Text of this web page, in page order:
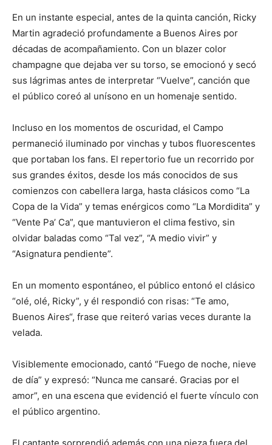
En un instante especial, antes de la quinta canción, Ricky
Martin agradeció profundamente a Buenos Aires por
décadas de acompañamiento. Con un blazer color
champagne que dejaba ver su torso, se emocionó y secó
sus lágrimas antes de interpretar “Vuelve”, canción que
el público coreó al unísono en un homenaje sentido.
Incluso en los momentos de oscuridad, el Campo
permaneció iluminado por vinchas y tubos fluorescentes
que portaban los fans. El repertorio fue un recorrido por
sus grandes éxitos, desde los más conocidos de sus
comienzos con cabellera larga, hasta clásicos como “La
Copa de la Vida” y temas enérgicos como “La Mordidita” y
“Vente Pa’ Ca”, que mantuvieron el clima festivo, sin
olvidar baladas como “Tal vez”, “A medio vivir” y
“Asignatura pendiente”.
En un momento espontáneo, el público entonó el clásico
“olé, olé, Ricky”, y él respondió con risas: “Te amo,
Buenos Aires“, frase que reiteró varias veces durante la
velada.
Visiblemente emocionado, cantó “Fuego de noche, nieve
de día” y expresó: “Nunca me cansaré. Gracias por el
amor”, en una escena que evidenció el fuerte vínculo con
el público argentino.